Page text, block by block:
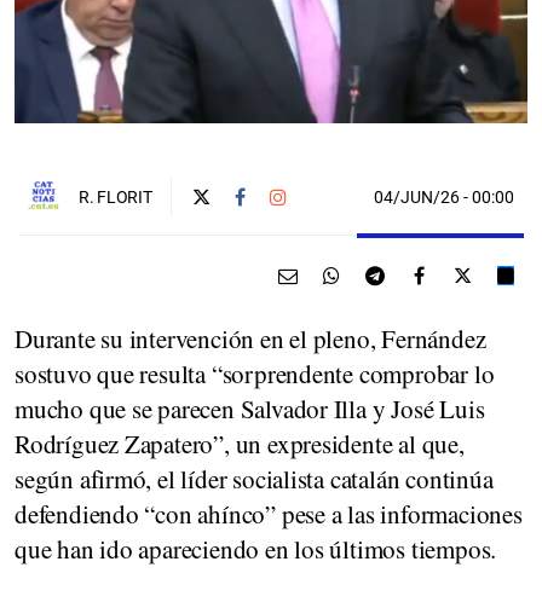
R. FLORIT 04/JUN/26- 00:00
Durante su intervención en el pleno, Fernández
sostuvo que resulta “sorprendente comprobar lo
mucho que se parecen Salvador Illa y José Luis
Rodríguez Zapatero”, un expresidente al que,
según afirmó, el líder socialista catalán continúa
defendiendo “con ahínco” pese a las informaciones
que han ido apareciendo en los últimos tiempos.